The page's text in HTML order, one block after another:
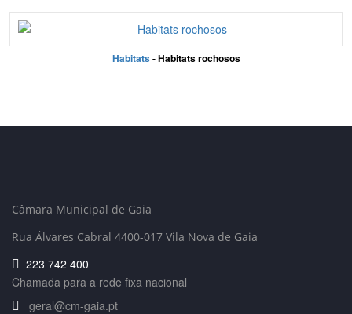
Habitats- Habitats rochosos
Câmara Municipal de Gaia
Rua Álvares Cabral 4400-017 Vila Nova de Gaia
223 742 400
Chamada para a rede fixa nacional
geral@cm-gaia.pt